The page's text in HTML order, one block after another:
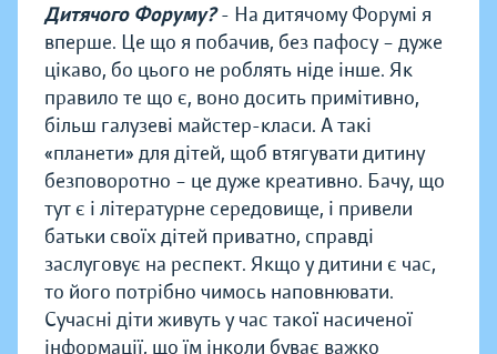
Дитячого Форуму?- На дитячому Форумі я
вперше. Це що я побачив, без пафосу – дуже
цікаво, бо цього не роблять ніде інше. Як
правило те що є, воно досить примітивно,
більш галузеві майстер-класи. А такі
«планети» для дітей, щоб втягувати дитину
безповоротно – це дуже креативно. Бачу, що
тут є і літературне середовище, і привели
батьки своїх дітей приватно, справді
заслуговує на респект. Якщо у дитини є час,
то його потрібно чимось наповнювати.
Сучасні діти живуть у час такої насиченої
інформації, що їм інколи буває важко